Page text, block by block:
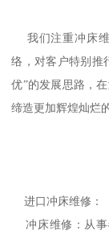
我们注重冲床维
络，对客户特别推
优”的发展思路，
缔造更加辉煌灿烂
进口冲床维修：
冲床维修：从事